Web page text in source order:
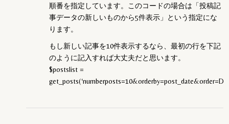
順番を指定しています。このコードの場合は「投稿記
事データの新しいものから5件表示」という指定にな
ります。
もし新しい記事を10件表示するなら、最初の行を下記
のように記入すれば大丈夫だと思います。
$postslist =